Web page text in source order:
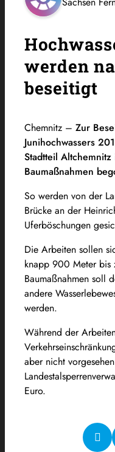
werden
beseitigt
Chemnitz – Zur
Junihochwassers
Stadtteil
Baumaßnahmen
So werden von der
Brücke an der
Uferböschungen
Die Arbeiten sollen
knapp 900 Meter bis
Baumaßnahmen soll
andere
werden.
Während der
aber nicht
Euro.